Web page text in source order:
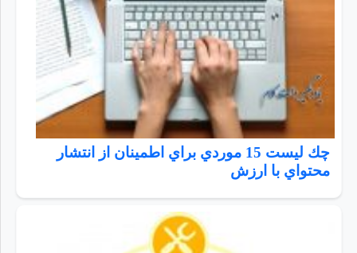
چك ليست 15 موردي براي اطمينان از انتشار
محتواي با ارزش